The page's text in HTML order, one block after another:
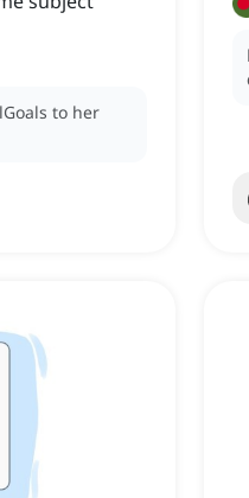
to her